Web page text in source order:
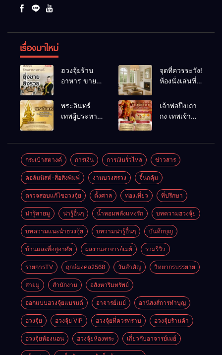
เรื่องมาใหม่
ฮวงจุ้ยร้าน
อาหาร ขายดี
เคล็ดลับปรับ
ดวง ปรับร้าน
ให้ลูกค้าแน่น
จุดที่ควรระวัง!
ห้องนั่งเล่นที่
พลังชีวิต
พระอินทร์
เทพผู้ประทาน
เจ้าพ่อปึงเถ่า
กง เทพเจ้า
กระเป๋าสตางค์ การเงิน การเงินรั่วไหล ข่าวสาร
คอลัมนิสต์-สื่อสิ่งพิมพ์ งานบวงสรวง จี้นกคุ้ม
ตรวจสอบแก้ไขฮวงจุ้ย ตั้งศาล ท่องเที่ยว ที่ปรึกษา
น่ารู้สายมู น่ารู้อื่นๆ น้ำหอมพลังแห่งรัก บทความฮวงจุ้ย
บทความแนะนำฮวงจุ้ย บทวามน่ารู้อื่นๆ บันทึกบุญ
บ้านและที่อยู่อาศัย ผลงานอาจารย์เมย์ รวมรีวิว
รายการTV ฤกษ์มงคล2568 วันสำคัญ วิทยากรบรรยาย
สายมู สำนักงาน อสังหาริมทรัพย์
ออกแบบฮวงจุ้ยแบรนด์ อาจารย์เมย์ อานิสงส์การทำบุญ
ฮวงจุ้ย ฮวงจุ้ย VIP ฮวงจุ้ยที่ควรทราบ ฮวงจุ้ยร้านค้า
ฮวงจุ้ยห้องนอน ฮวงจุ้ยห้องพระ เกี่ยวกับอาจารย์เมย์